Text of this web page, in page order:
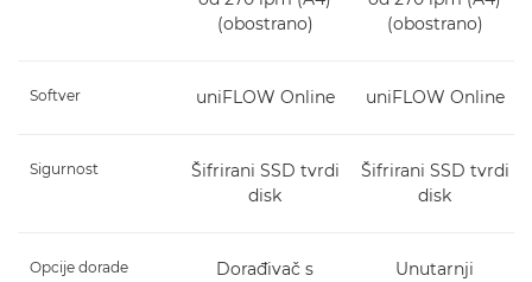
(obostrano)
(obostrano)
Softver uniFLOW Online uniFLOW Online
Sigurnost
Šifrirani SSD tvrdi
disk
Šifrirani SSD tvrdi
disk
Opcije dorade
Dorađivač s
Unutarnji